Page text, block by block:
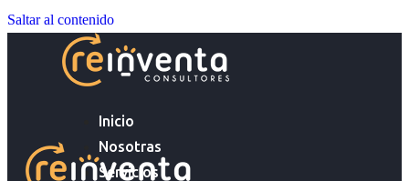
Saltar al contenido
Inicio
Nosotras
Servicios